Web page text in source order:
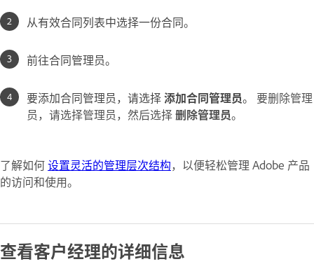
从有效合同列表中选择一份合同。
前往合同管理员。
要添加合同管理员，请选择添加合同管理员。 要删除管理
员，请选择管理员，然后选择删除管理员。
了解如何设置灵活的管理层次结构，以便轻松管理 Adobe 产品
的访问和使用。
查看客户经理的详细信息